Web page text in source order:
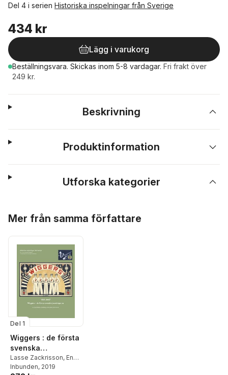
Del 4 i serien Historiska inspelningar från Sverige
434 kr
Lägg i varukorg
Beställningsvara. Skickas inom 5-8 vardagar. Fri frakt över
249 kr.
Beskrivning
Produktinformation
Utforska kategorier
Mer från samma författare
Del 1
Wiggers : de första
svenska
jazzsångarna
Lasse Zackrisson, Enar
Merkel Rydberg
Inbunden, 2019